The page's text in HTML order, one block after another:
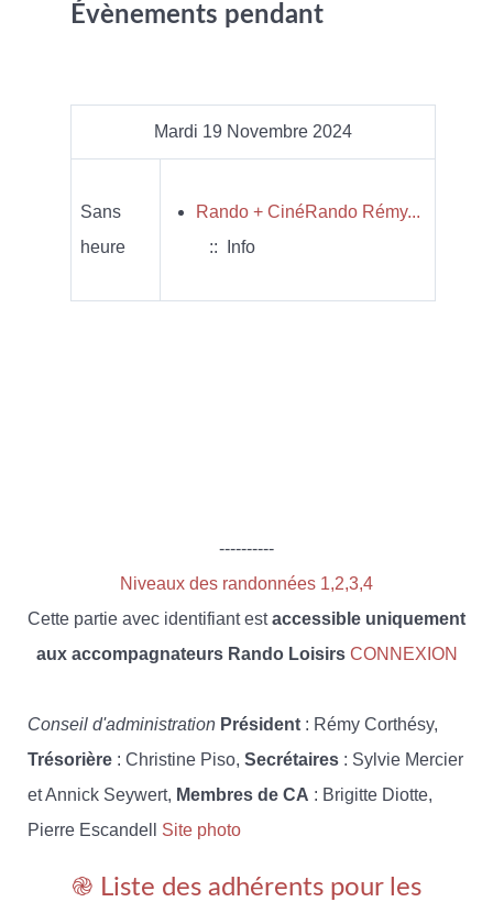
Évènements pendant
Mardi 19 Novembre 2024
Sans
heure
Rando + CinéRando Rémy...
:: Info
----------
Niveaux des randonnées 1,2,3,4
Cette partie avec identifiant estaccessible uniquement
aux accompagnateurs Rando Loisirs CONNEXION
Conseil d'administration Président : Rémy Corthésy,
Trésorière : Christine Piso, Secrétaires : Sylvie Mercier
et Annick Seywert, Membres de CA : Brigitte Diotte,
Pierre Escandell Site photo
֎ Liste des adhérents pour les